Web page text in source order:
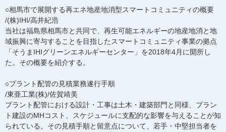
○相馬市で展開する再エネ地産地消型スマートコミュニティの概要
/(株)IHI/高井紀浩
当社は福島県相馬市と共同で、再生可能エネルギーの地産地消と地
域振興に寄与することを目指したスマートコミュニティ事業の拠点
「そうまIHIグリーンエネルギーセンター」を2018年4月に開所し
た。その概要を紹介する。
○プラント配管の見積業務遂行手順
/東亜工業(株)/佐賀靖美
プラント配管における設計・工事は土木・建築部門と同様、プラン
ト建設のMHコスト、スケジュールに支配的な影響を与えることが知
られている。その見積手順と留意点について、若手・中堅担当者を